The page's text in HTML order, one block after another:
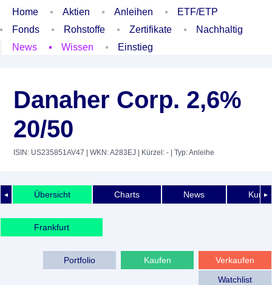
Home Aktien Anleihen
ETF/ETP
Fonds
Rohstoffe Zertifikate
Nachhaltig
News
Wissen Einstieg
Danaher Corp. 2,6%
20/50
ISIN: US235851AV47 | WKN: A283EJ | Kürzel: - | Typ: Anleihe
◄ ►
Übersicht Charts News
Frankfurt
Verkaufen
Kaufen
Portfolio
Watchlist